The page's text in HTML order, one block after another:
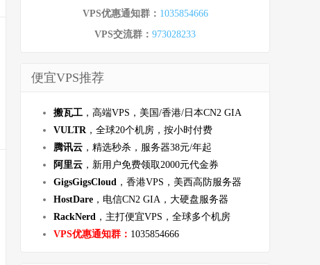
VPS优惠通知群： 1035854666
VPS交流群： 973028233
便宜VPS推荐
搬瓦工 ，高端VPS，美国/香港/日本CN2 GIA
VULTR ，全球20个机房，按小时付费
腾讯云 ，精选秒杀，服务器38元/年起
阿里云 ，新用户免费领取2000元代金券
GigsGigsCloud ，香港VPS，美西高防服务器
HostDare ，电信CN2 GIA，大硬盘服务器
RackNerd ，主打便宜VPS，全球多个机房
VPS优惠通知群： 1035854666